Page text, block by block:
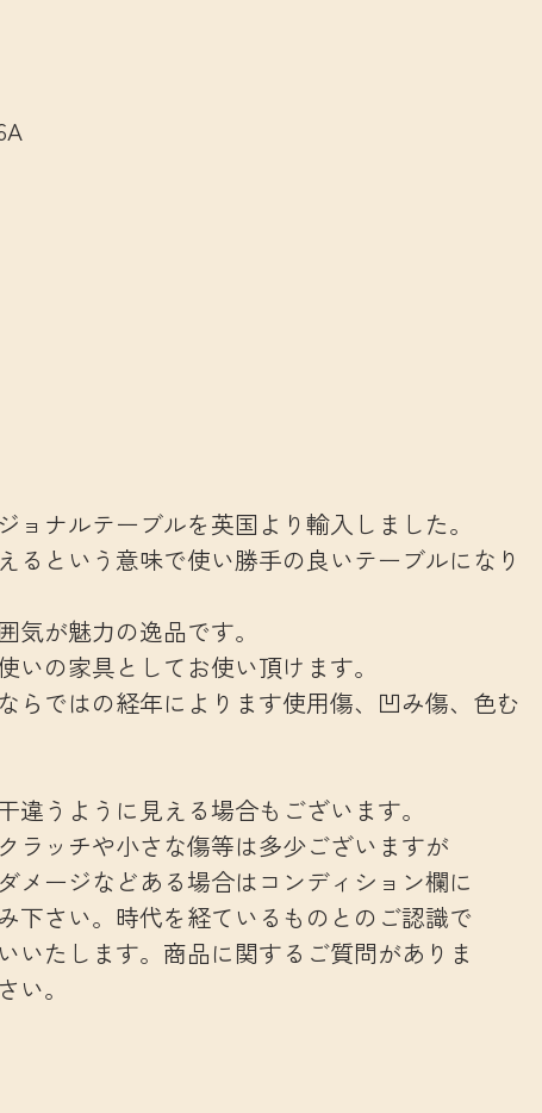
ョナルテーブルを英国より輸入しました。
るという意味で使い勝手の良いテーブルになり
気が魅力の逸品です。
の家具としてお使い頂けます。
らではの経年によります使用傷、凹み傷、色む
うように見える場合もございます。
ラッチや小さな傷等は多少ございますが
メージなどある場合はコンディション欄に
下さい。時代を経ているものとのご認識で
いたします。商品に関するご質問がありま
い。